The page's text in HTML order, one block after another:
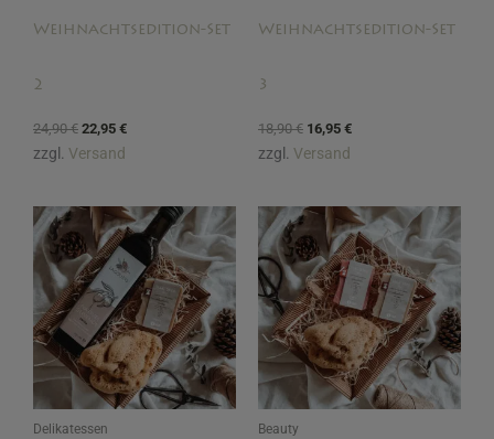
Weihnachtsedition-Set
2
24,90€ 22,95 €
zzgl. Versand
Weihnachtsedition-Set
3
18,90€ 16,95 €
zzgl. Versand
Delikatessen
Ursprünglicher
Preis
war:
27,85 €
Aktueller
Preis
ist:
25,95 €.
Beauty
Ursprünglicher
Preis
war:
18,85 €
Aktueller
Preis
ist:
15,95 €.